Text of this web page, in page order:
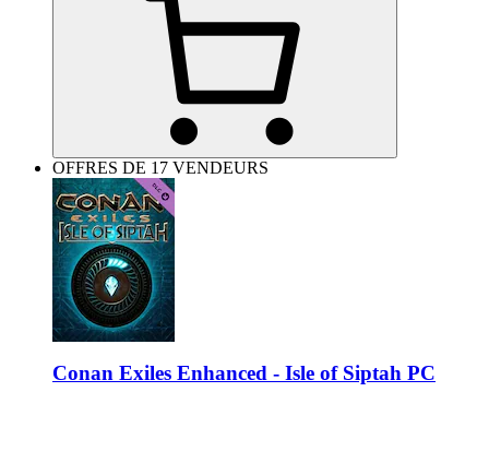
OFFRES DE 17 VENDEURS
Conan Exiles Enhanced - Isle of Siptah PC